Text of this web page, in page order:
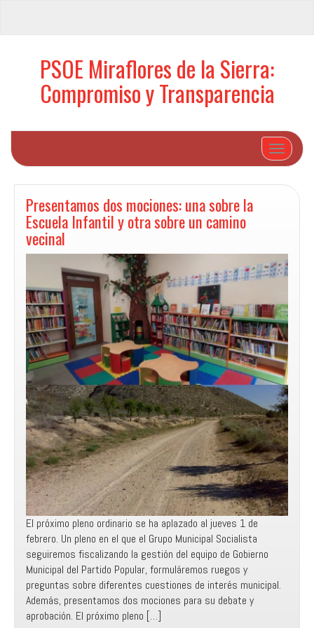
PSOE Miraflores de la Sierra:
Compromiso y Transparencia
Cambiar
Presentamos dos mociones: una sobre la
Escuela Infantil y otra sobre un camino
vecinal
El próximo pleno ordinario se ha aplazado al jueves 1 de
febrero. Un pleno en el que el Grupo Municipal Socialista
seguiremos fiscalizando la gestión del equipo de Gobierno
Municipal del Partido Popular, formuláremos ruegos y
preguntas sobre diferentes cuestiones de interés municipal.
Además, presentamos dos mociones para su debate y
aprobación. El próximo pleno […]